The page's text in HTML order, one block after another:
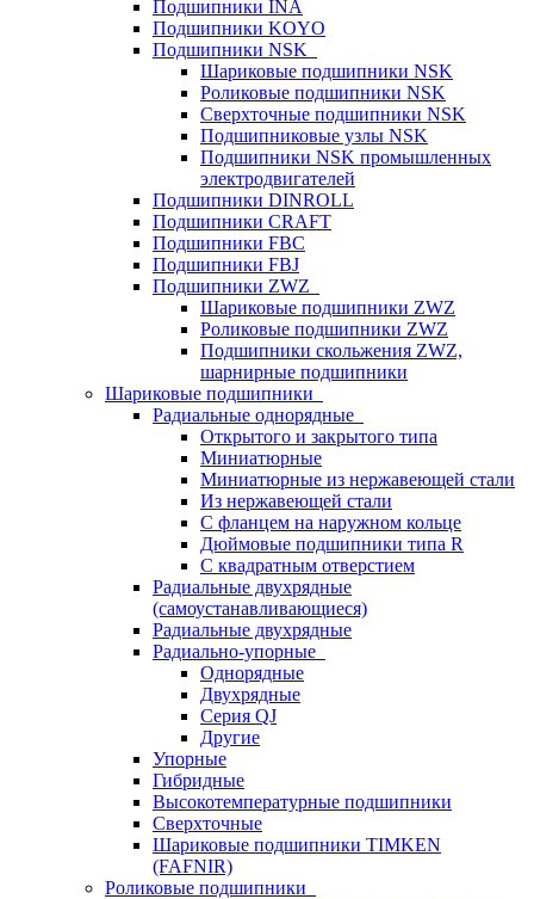
Подшипники INA
Подшипники KOYO
Подшипники NSK
Шариковые подшипники NSK
Роликовые подшипники NSK
Сверхточные подшипники NSK
Подшипниковые узлы NSK
Подшипники NSK промышленных
электродвигателей
Подшипники DINROLL
Подшипники CRAFT
Подшипники FBC
Подшипники FBJ
Подшипники ZWZ
Шариковые подшипники ZWZ
Роликовые подшипники ZWZ
Подшипники скольжения ZWZ,
шарнирные подшипники
Шариковые подшипники
Радиальные однорядные
Открытого и закрытого типа
Миниатюрные
Миниатюрные из нержавеющей стали
Из нержавеющей стали
С фланцем на наружном кольце
Дюймовые подшипники типа R
С квадратным отверстием
Радиальные двухрядные
(самоустанавливающиеся)
Радиальные двухрядные
Радиально-упорные
Однорядные
Двухрядные
Серия QJ
Другие
Упорные
Гибридные
Высокотемпературные подшипники
Сверхточные
Шариковые подшипники TIMKEN
(FAFNIR)
Роликовые подшипники